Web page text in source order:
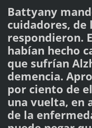
Battyany
cuidadores, de
respondieron.
habían hecho
que sufrían
demencia.
por ciento de
una vuelta, en
de la